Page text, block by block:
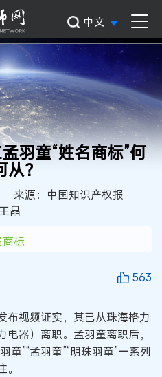
中文
羽童“姓名商标”何
从？
来源：中国知识产权报
晶
标
563
布视频证实，其已从珠海格力
器）离职。孟羽童离职后，
童”“孟羽童”“明珠羽童”一系列